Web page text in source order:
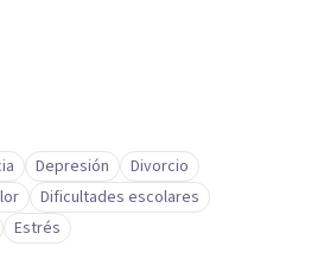
Depresión
Divorcio
Dificultades escolares
Estrés